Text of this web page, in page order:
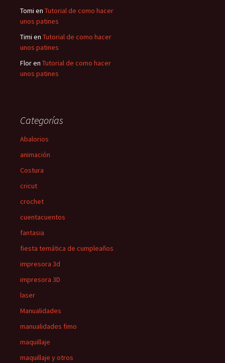
Tomi en Tutorial de como hacer
unos patines
Timi en Tutorial de como hacer
unos patines
Floren Tutorial de como hacer
unos patines
Categorías
Abalorios
animación
Costura
cricut
crochet
cuentacuentos
fantasia
fiesta temática de cumpleaños
impresora 3d
impresora 3D
laser
Manualidades
manualidades fimo
maquillaje
maquillaje y otros